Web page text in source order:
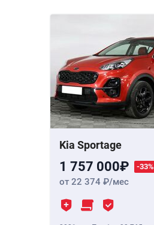
Kia Sportage
1 757 000 -33%
от 22 374 /мес